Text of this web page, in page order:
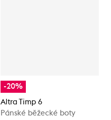
-20%
Altra Timp 6
Pánské běžecké boty